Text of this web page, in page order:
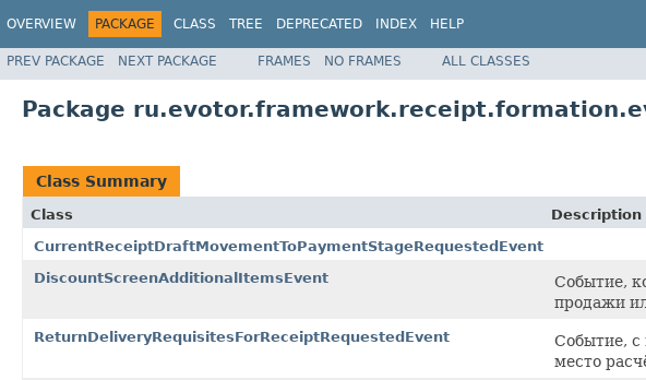
OVERVIEW PACKAGE CLASS TREE DEPRECATED INDEX HELP
PREV PACKAGE NEXT PACKAGE FRAMES NO FRAMES ALL CLASSES
Package
Class Summary
Class
Description
CurrentReceiptDraftMovementToPaymentStageRequestedEvent
DiscountScreenAdditionalItemsEvent
Событие,
продажи
ReturnDeliveryRequisitesForReceiptRequestedEvent
Событие, с
место